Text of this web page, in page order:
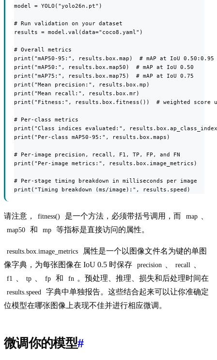
model = YOLO("yolo26n.pt")
# Run validation on your dataset
results = model.val(data="coco8.yaml")
# Overall metrics
print("mAP50-95:", results.box.map)  # mAP at IoU 0.50:0.95
print("mAP50:", results.box.map50)  # mAP at IoU 0.50
print("mAP75:", results.box.map75)  # mAP at IoU 0.75
print("Mean precision:", results.box.mp)
print("Mean recall:", results.box.mr)
print("Fitness:", results.box.fitness())  # weighted score
# Per-class metrics
print("Class indices evaluated:",
print("Per-class mAP50-95:", results.box.maps)
# Per-image precision, recall, F1, TP, FP, and FN
print("Per-image metrics:", results.box.image_metrics)
# Per-stage timing breakdown in milliseconds per image
print("Timing breakdown (ms/image):", results.speed)
请注意， fitness() 是一个方法，必须带括号调用，而 map
map50 和 mp 等指标是直接访问的属性。
results.box.image_metrics
属性是一个以图像文件名为键的单图
像字典，为每张图像在 IoU 0.5 时保存
precision recall
f1 tp fp 和 fn 。预处理、推理、损失和后处理时间在
results.speed
字典中单独报告。这些结合起来可以让你准确定
位模型在哪张图像上表现不佳并进行相应微调。
微调你的模型#